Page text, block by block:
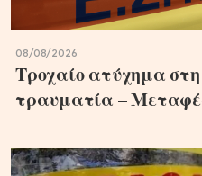
08/08/2026
Τροχαίο ατύχημα
τραυματία –